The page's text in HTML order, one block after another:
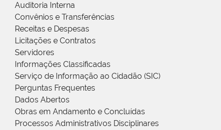
Auditoria Interna
Convênios e Transferências
Receitas e Despesas
Licitações e Contratos
Servidores
Informações Classificadas
Serviço de Informação ao Cidadão (SIC)
Perguntas Frequentes
Dados Abertos
Obras em Andamento e Concluídas
Processos Administrativos Disciplinares